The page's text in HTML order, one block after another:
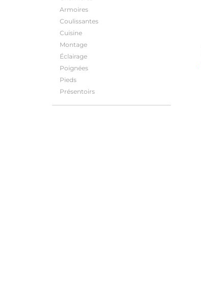
Armoires
Coulissantes
Cuisine
Montage
Éclairage
Poignées
Pieds
Présentoirs